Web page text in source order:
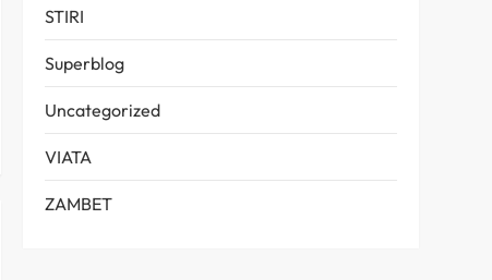
STIRI
Superblog
Uncategorized
VIATA
ZAMBET